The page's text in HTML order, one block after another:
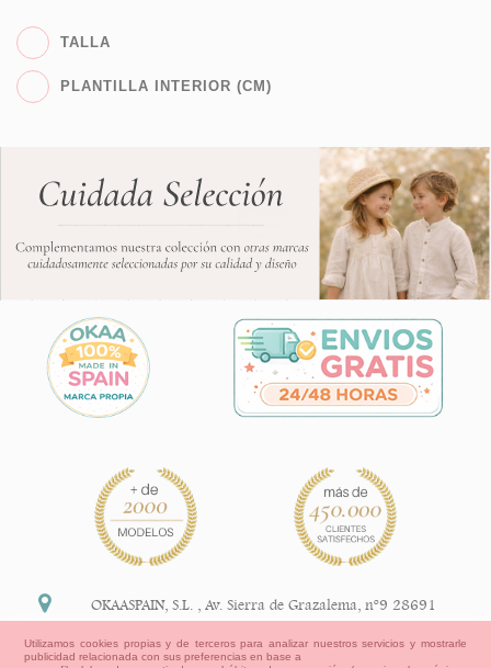
TALLA
PLANTILLA INTERIOR (CM)
OKAASPAIN, S.L. ,Av. Sierra de Grazalema, nº9 28691
+34 91 113 89 09
Utilizamos cookies propias y de terceros para analizar nuestros servicios y mostrarle
publicidad relacionada con sus preferencias en base a